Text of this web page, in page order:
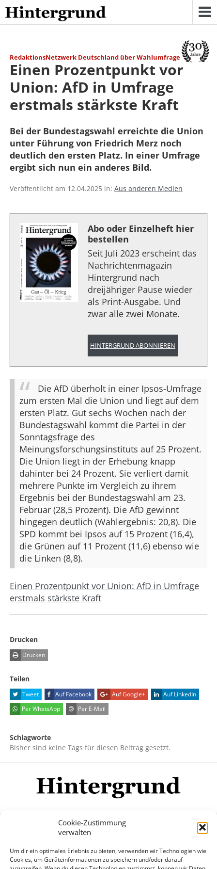
Cookie-Zustimmung
verwalten
Um dir ein optimales Erlebnis zu bieten, verwenden wir Technologien wie
Cookies, um Geräteinformationen zu speichern und/oder darauf
Skip
to
content
RedaktionsNetzwerk Deutschland über Wahlumfrage
Einen Prozentpunkt vor
Union: AfD in Umfrage
erstmals stärkste Kraft
Bei der Bundestagswahl erreichte die Union
unter Führung von Friedrich Merz noch
deutlich den ersten Platz. In einer Umfrage
ergibt sich nun ein anderes Bild.
Veröffentlicht am 12.04.2025 in: Aus anderen Medien
Abo oder Einzelheft hier
bestellen
Seit Juli 2023 erscheint das
Nachrichtenmagazin
Hintergrund nach
dreijähriger Pause wieder
als Print-Ausgabe. Und
zwar alle zwei Monate.
HINTERGRUND ABONNIEREN
Die AfD überholt in einer Ipsos-Umfrage
zum ersten Mal die Union und liegt auf dem
ersten Platz. Gut sechs Wochen nach der
Bundestagswahl kommt die Partei in der
Sonntagsfrage des
Meinungsforschungsinstituts auf 25 Prozent.
Die Union liegt in der Erhebung knapp
dahinter bei 24 Prozent. Sie verliert damit
mehrere Punkte im Vergleich zu ihrem
Ergebnis bei der Bundestagswahl am 23.
Februar (28,5 Prozent). Die AfD gewinnt
hingegen deutlich (Wahlergebnis: 20,8). Die
SPD kommt bei Ipsos auf 15 Prozent (16,4),
die Grünen auf 11 Prozent (11,6) ebenso wie
die Linken (8,8).
Einen Prozentpunkt vor Union: AfD in Umfrage
erstmals stärkste Kraft
Drucken
Drucken
Teilen
Tweet Auf Facebook Auf Google+
Auf LinkedIn
Per WhatsApp
Per E-Mail
Schlagworte
Bisher sind keine Tags für diesen Beitrag gesetzt.
Mehr